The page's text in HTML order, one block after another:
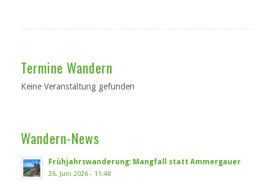
Termine Wandern
Keine Veranstaltung gefunden
Wandern-News
Frühjahrswanderung: Mangfall statt Ammergauer
26. Juni 2026 - 11:48